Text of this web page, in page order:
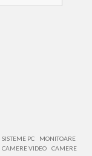
SISTEME PC
MONITOARE
CAMERE VIDEO
CAMERE